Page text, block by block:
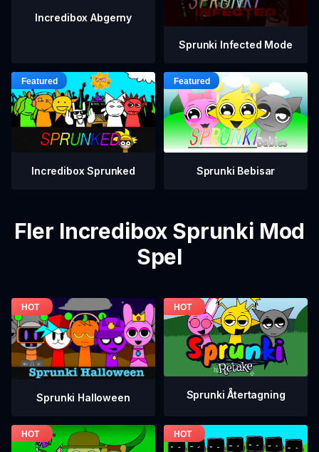
Incredibox Abgerny
Sprunki Infected Mode
Incredibox Sprunked Sprunki Bebisar
Fler Incredibox Sprunki Mod
Spel
Sprunki Halloween Sprunki Återtagning